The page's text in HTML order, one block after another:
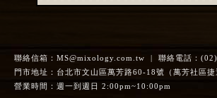
聯絡信箱： MS@mixology.com.tw | 聯絡電話：
門市地址：台北市文山區萬芳路60-18號（萬芳社區捷
營業時間：週一到週日 2:00pm~10:00pm